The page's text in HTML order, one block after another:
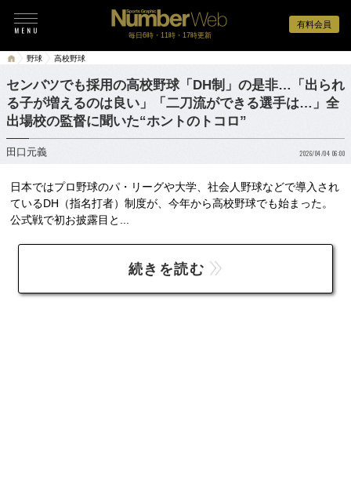
有料会員
毎日6時・11時・17時更新
野球 高校野球
センバツでも採用の高校野球「DH制」の是非…「出られ
る子が増えるのは良い」「二刀流ができる選手は…」全
出場校の監督に聞いた“ホントのトコロ”
田口元義 2026/04/04 06:00
日本ではプロ野球のパ・リーグや大学、社会人野球などで導入され
ているDH（指名打者）制度が、今年から高校野球でも始まった。
公式戦で初お披露目と...
続きを読む